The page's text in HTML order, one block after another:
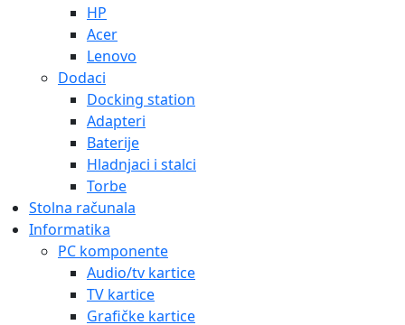
HP
Acer
Lenovo
Dodaci
Docking station
Adapteri
Baterije
Hladnjaci i stalci
Torbe
Stolna računala
Informatika
PC komponente
Audio/tv kartice
TV kartice
Grafičke kartice